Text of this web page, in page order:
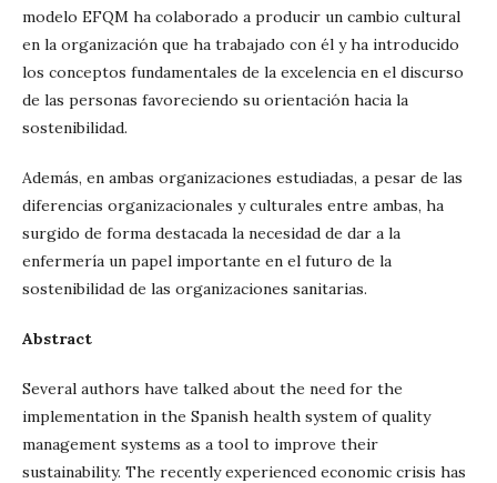
modelo EFQM ha colaborado a producir un cambio cultural
en la organización que ha trabajado con él y ha introducido
los conceptos fundamentales de la excelencia en el discurso
de las personas favoreciendo su orientación hacia la
sostenibilidad.
Además, en ambas organizaciones estudiadas, a pesar de las
diferencias organizacionales y culturales entre ambas, ha
surgido de forma destacada la necesidad de dar a la
enfermería un papel importante en el futuro de la
sostenibilidad de las organizaciones sanitarias.
Abstract
Several authors have talked about the need for the
implementation in the Spanish health system of quality
management systems as a tool to improve their
sustainability. The recently experienced economic crisis has